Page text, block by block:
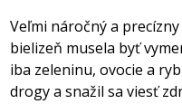
Veľmi náročný a
bielizeň musela byť
iba zeleninu, ovocie a
drogy a snažil sa viesť